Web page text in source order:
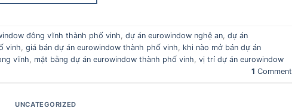
đông vĩnh thành phố vinh, dự án eurowindow nghệ an, dự án
vinh, giá bán dự án eurowindow thành phố vinh, khi nào mở bán dự án
vĩnh, mặt bằng dự án eurowindow thành phố vinh, vị trí dự án eurowindow
1 Comment
UNCATEGORIZED